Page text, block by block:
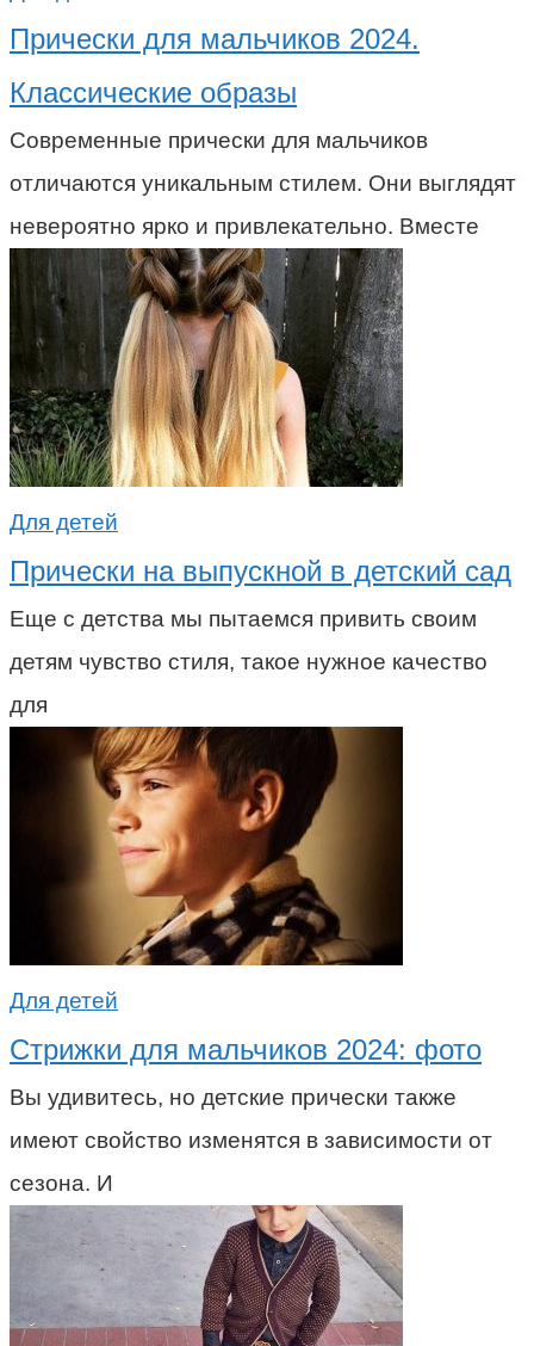
Прически для мальчиков 2024.
Классические образы
Современные прически для мальчиков
отличаются уникальным стилем. Они выглядят
невероятно ярко и привлекательно. Вместе
Для детей
Прически на выпускной в детский сад
Еще с детства мы пытаемся привить своим
детям чувство стиля, такое нужное качество
для
Для детей
Стрижки для мальчиков 2024: фото
Вы удивитесь, но детские прически также
имеют свойство изменятся в зависимости от
сезона. И